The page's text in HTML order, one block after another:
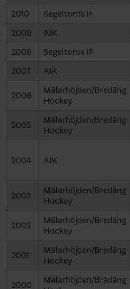
2010
Segeltorps IF
2009
AIK
2008
Segeltorps IF
2007
AIK
2006
Mälarhöjden/Bredäng
Hockey
2005
Mälarhöjden/Bredäng
Hockey
2004 AIK
2003
Mälarhöjden/Bredäng
Hockey
2002
Mälarhöjden/Bredäng
Hockey
2001
Mälarhöjden/Bredäng
Hockey
2000
Mälarhöjden/Bredäng